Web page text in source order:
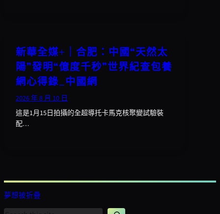
新華全媒+｜合肥：中國“天然太
陽”發明“億度千秒”世界紀查包養
網心得錄_中國網
2026 年 8 月 10 日
這是1月15日拍攝的全超導托卡馬克核聚變試驗裝
配…
夢想被折疊